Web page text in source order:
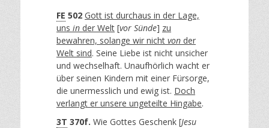
FE 502 Gott ist durchaus in der Lage,
uns in der Welt [vor Sünde] zu
bewahren, solange wir nicht von der
Welt sind. Seine Liebe ist nicht unsicher
und wechselhaft. Unaufhörlich wacht er
über seinen Kindern mit einer Fürsorge,
die unermesslich und ewig ist. Doch
verlangt er unsere ungeteilte Hingabe.
3T 370f. Wie Gottes Geschenk [Jesu